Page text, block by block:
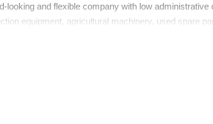
looking and flexible company with low
equipment, agricultural machinery, used spare